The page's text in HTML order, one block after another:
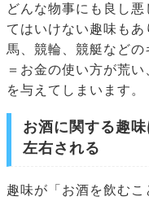
どんな物事にも良し
てはいけない趣味も
馬、競輪、競艇など
＝お金の使い方が荒
を与えてしまいます。
お酒に関する趣
左右される
趣味が「お酒を飲む